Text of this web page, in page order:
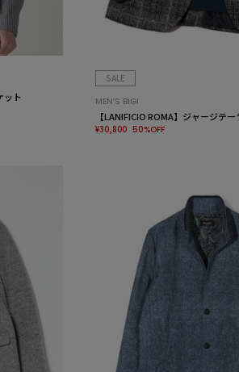
ット
SALE
MEN’S BIGI
【LANIFICIO ROMA】ジャージテ
¥30,800 50%OFF